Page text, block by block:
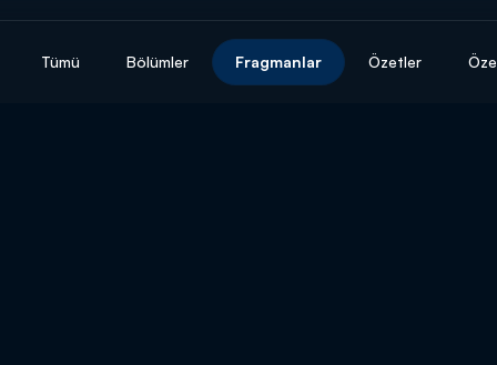
Tümü Bölümler Fragmanlar Özetler